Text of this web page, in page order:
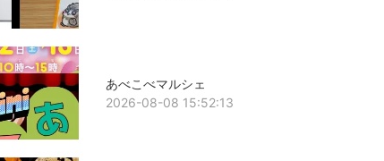
あべこべマルシェ
2026-08-08 15:52:13